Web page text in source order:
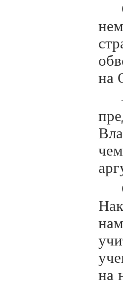
на
на